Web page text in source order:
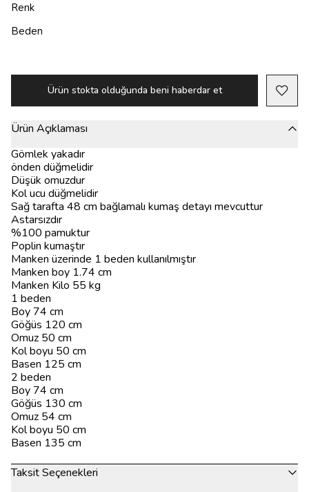
Renk
Beden
Ürün stokta olduğunda beni haberdar et
Ürün Açıklaması
Gömlek yakadır
önden düğmelidir
Düşük omuzdur
Kol ucu düğmelidir
Sağ tarafta 48 cm bağlamalı kumaş detayı mevcuttur
Astarsızdır
%100 pamuktur
Poplin kumaştır
Manken üzerinde 1 beden kullanılmıştır
Manken boy 1.74 cm
Manken Kilo 55 kg
1 beden
Boy 74 cm
Göğüs 120 cm
Omuz 50 cm
Kol boyu 50 cm
Basen 125 cm
2 beden
Boy 74 cm
Göğüs 130 cm
Omuz 54 cm
Kol boyu 50 cm
Basen 135 cm
Taksit Seçenekleri